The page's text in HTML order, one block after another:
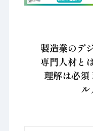
製造業のデ
専門人材と
理解は必須
ル